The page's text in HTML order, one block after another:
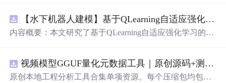
【水下机器人建模】基于QLearning自适应强化学习PID控制器在AUV中的应用研究（Matlab代码实现）
内容概要：本文研究了基于QLearning自适应强化学习的PI
探讨了将强化学习算法QLearning与传统PID控制相结合的
方法，以提升AUV在复杂、时变及非线性水下环境中的自
视频模型GGUF量化元数据工具｜原创源码+测试+离线报告
原创本地工程分析工具合集单项资源。每个压缩包均包含